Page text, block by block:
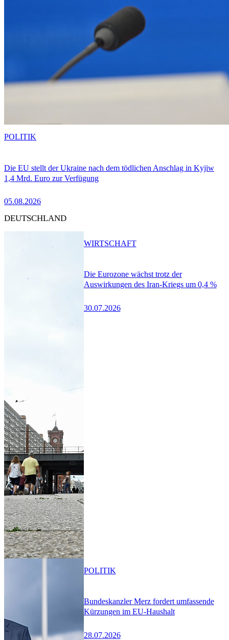
Die EU stellt der Ukraine nach dem tödlichen Anschlag in Kyjiw
1,4 Mrd. Euro zur Verfügung
05.08.2026
POLITIK
DEUTSCHLAND
Die Eurozone wächst trotz der
Auswirkungen des Iran-Kriegs um 0,4 %
30.07.2026
WIRTSCHAFT
Bundeskanzler Merz fordert umfassende
Kürzungen im EU-Haushalt
28.07.2026
POLITIK